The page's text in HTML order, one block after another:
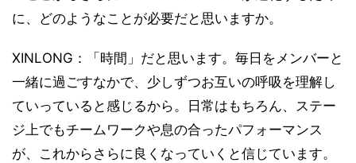
に、どのようなことが必要だと思いますか。
XINLONG：「時間」だと思います。毎日をメンバーと
一緒に過ごすなかで、少しずつお互いの呼吸を理解し
ていっていると感じるから。日常はもちろん、ステー
ジ上でもチームワークや息の合ったパフォーマンス
が、これからさらに良くなっていくと信じています。